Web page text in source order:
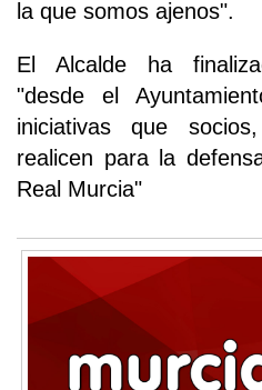
la que somos ajenos".
El Alcalde ha
"desde el
iniciativas que
realicen para la
Real Murcia"